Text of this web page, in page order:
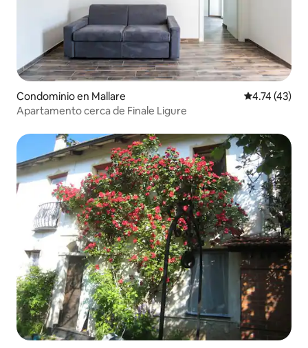
Condominio en Mallare Calificación
4.74 (43)
Apartamento cerca de Finale Ligure